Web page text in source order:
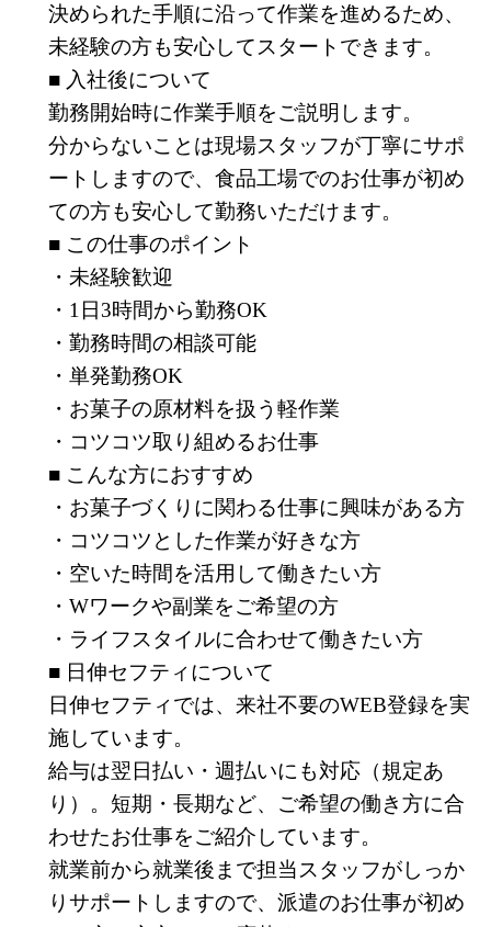
決められた手順に沿って作業を進めるため、
未経験の方も安心してスタートできます。
■ 入社後について
勤務開始時に作業手順をご説明します。
分からないことは現場スタッフが丁寧にサポ
ートしますので、食品工場でのお仕事が初め
ての方も安心して勤務いただけます。
■ この仕事のポイント
・未経験歓迎
・1日3時間から勤務OK
・勤務時間の相談可能
・単発勤務OK
・お菓子の原材料を扱う軽作業
・コツコツ取り組めるお仕事
■ こんな方におすすめ
・お菓子づくりに関わる仕事に興味がある方
・コツコツとした作業が好きな方
・空いた時間を活用して働きたい方
・Wワークや副業をご希望の方
・ライフスタイルに合わせて働きたい方
■ 日伸セフティについて
日伸セフティでは、来社不要のWEB登録を実
施しています。
給与は翌日払い・週払いにも対応（規定あ
り）。短期・長期など、ご希望の働き方に合
わせたお仕事をご紹介しています。
就業前から就業後まで担当スタッフがしっか
りサポートしますので、派遣のお仕事が初め